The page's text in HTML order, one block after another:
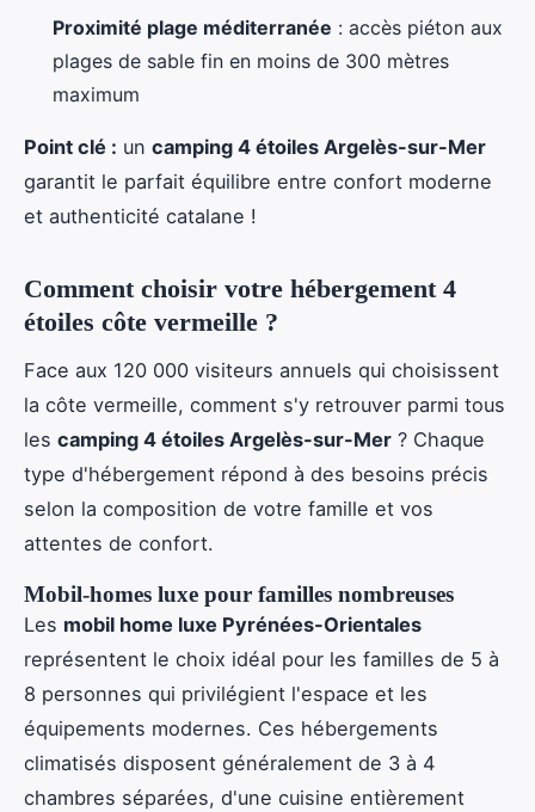
Proximité plage méditerranée : accès piéton aux
plages de sable fin en moins de 300 mètres
maximum
Point clé : un camping 4 étoiles Argelès-sur-Mer
garantit le parfait équilibre entre confort moderne
et authenticité catalane !
Comment choisir votre hébergement 4
étoiles côte vermeille ?
Face aux 120 000 visiteurs annuels qui choisissent
la côte vermeille, comment s'y retrouver parmi tous
les camping 4 étoiles Argelès-sur-Mer ? Chaque
type d'hébergement répond à des besoins précis
selon la composition de votre famille et vos
attentes de confort.
Mobil-homes luxe pour familles nombreuses
Les mobil home luxe Pyrénées-Orientales
représentent le choix idéal pour les familles de 5 à
8 personnes qui privilégient l'espace et les
équipements modernes. Ces hébergements
climatisés disposent généralement de 3 à 4
chambres séparées, d'une cuisine entièrement